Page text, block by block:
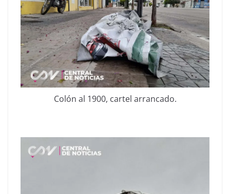
Colón al 1900, cartel arrancado.